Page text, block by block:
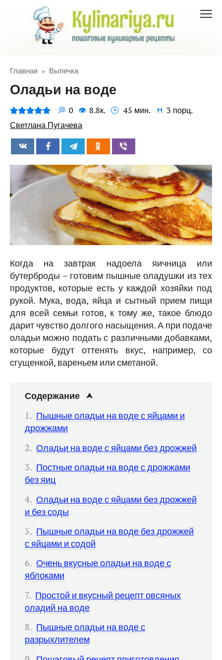
Главная » Выпечка
Оладьи на воде
0 8.8к. 45 мин.
3 порц.
Светлана Пугачева
Когда на завтрак надоела яичница или
бутерброды – готовим пышные оладушки из тех
продуктов, которые есть у каждой хозяйки под
рукой. Мука, вода, яйца и сытный прием пищи
для всей семьи готов, к тому же, такое блюдо
дарит чувство долгого насыщения. А при подаче
оладьи можно подать с различными добавками,
которые будут оттенять вкус, например, со
сгущенкой, вареньем или сметаной.
Содержание
Пышные оладьи на воде с яйцами и
дрожжами
Оладьи на воде с яйцами без дрожжей
Постные оладьи на воде с дрожжами
без яиц
Оладьи на воде с яйцами без дрожжей
и без соды
Пышные оладьи на воде без дрожжей
с яйцами и содой
Очень вкусные оладьи на воде с
яблоками
Простой и вкусный рецепт овсяных
оладий на воде
Пышные оладьи на воде с
разрыхлителем